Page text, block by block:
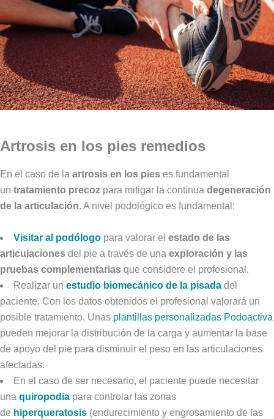
Artrosis en los pies remedios
En el caso de la artrosis en los pies es fundamental
un tratamiento precoz para mitigar la continua degeneración
de la articulación. A nivel podológico es fundamental:
Visitar al podólogo para valorar el estado de las
articulaciones del pie a través de una exploración y las
pruebas complementarias que considere el profesional.
Realizar un estudio biomecánico de la pisada del
paciente. Con los datos obtenidos el profesional valorará un
posible tratamiento. Unas plantillas personalizadas Podoactiva
pueden mejorar la distribución de la carga y aumentar la base
de apoyo del pie para disminuir el peso en las articulaciones
afectadas.
En el caso de ser necesario, el paciente puede necesitar
una quiropodia para controlar las zonas
de hiperqueratosis (endurecimiento y engrosamiento de las